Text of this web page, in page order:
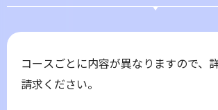
コースごとに内容が異なりますので、
請求ください。